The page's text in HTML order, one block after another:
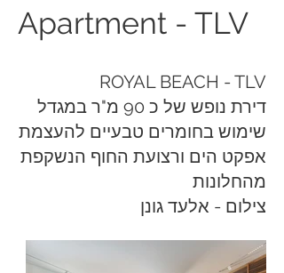
Apartment - TLV
ROYAL BEACH - TLV
דירת נופש של כ 90 מ"ר במגדל
שימוש בחומרים טבעיים להעצמת
אפקט הים ורצועת החוף הנשקפת
מהחלונות
צילום - אלעד גונן